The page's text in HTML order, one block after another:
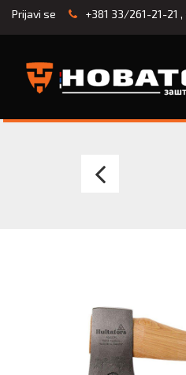
Prijavi se +381 33/261-21-21 ,